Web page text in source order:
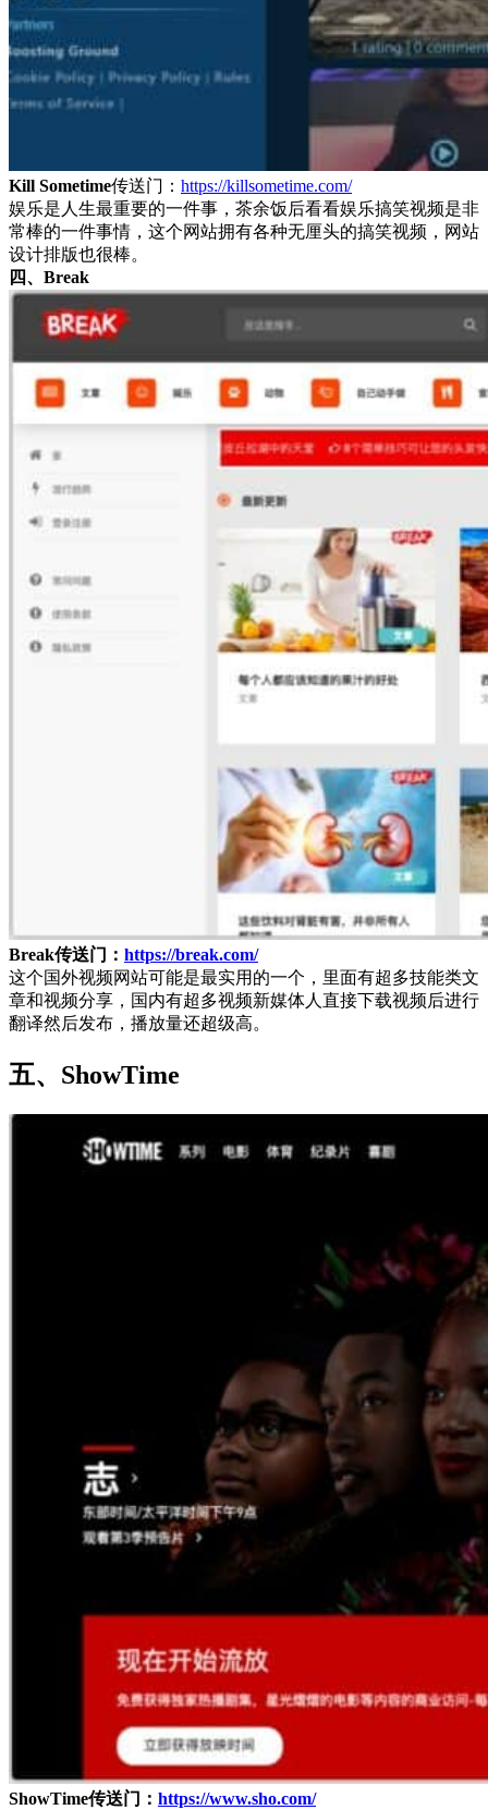
Kill Sometime传送门： https://killsometime.com/
娱乐是人生最重要的一件事，茶余饭后看看娱乐搞笑视频是非
常棒的一件事情，这个网站拥有各种无厘头的搞笑视频，网站
设计排版也很棒。
四、Break
Break传送门： https://break.com/
这个国外视频网站可能是最实用的一个，里面有超多技能类文
章和视频分享，国内有超多视频新媒体人直接下载视频后进行
翻译然后发布，播放量还超级高。
五、ShowTime
ShowTime传送门： https://www.sho.com/